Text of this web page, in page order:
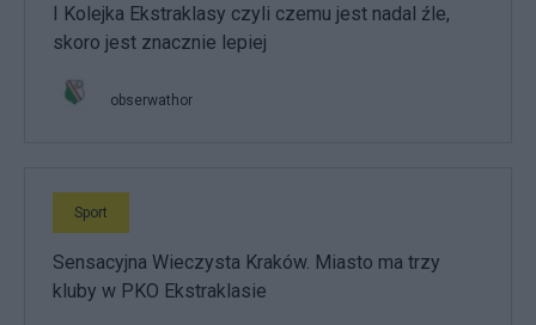
I Kolejka Ekstraklasy czyli czemu jest nadal źle,
skoro jest znacznie lepiej
obserwathor
Sport
Sensacyjna Wieczysta Kraków. Miasto ma trzy
kluby w PKO Ekstraklasie